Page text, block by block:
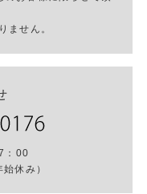
ません。
：00
休み）